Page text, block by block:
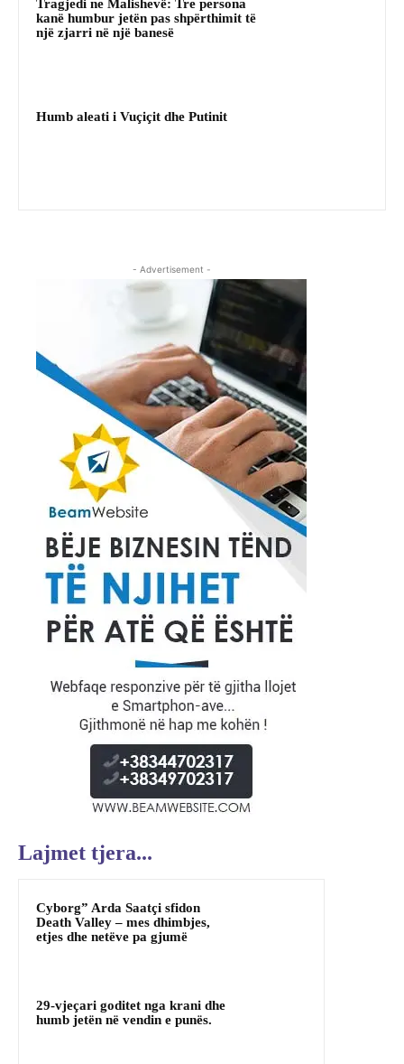
Tragjedi ne Malishevë: Tre persona
kanë humbur jetën pas shpërthimit të
një zjarri në një banesë
Humb aleati i Vuçiçit dhe Putinit
- Advertisement -
Lajmet tjera...
Cyborg” Arda Saatçi sfidon
Death Valley – mes dhimbjes,
etjes dhe netëve pa gjumë
29-vjeçari goditet nga krani dhe
humb jetën në vendin e punës.